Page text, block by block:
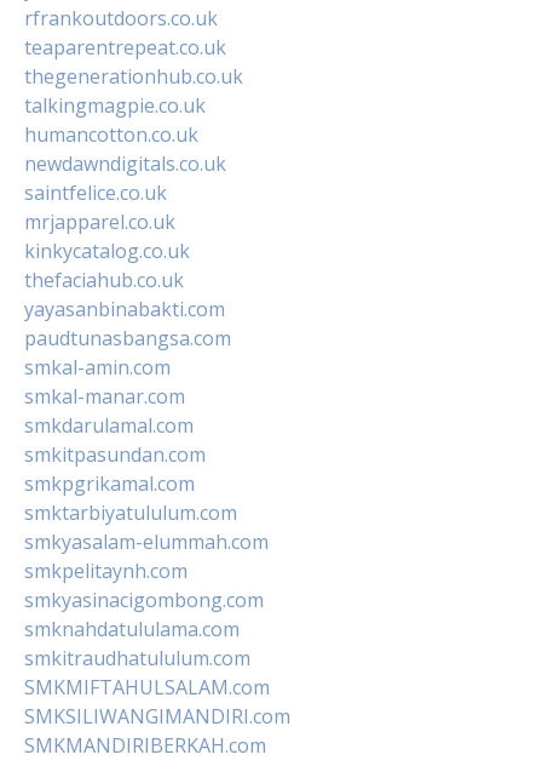
rfrankoutdoors.co.uk
teaparentrepeat.co.uk
thegenerationhub.co.uk
talkingmagpie.co.uk
humancotton.co.uk
newdawndigitals.co.uk
saintfelice.co.uk
mrjapparel.co.uk
kinkycatalog.co.uk
thefaciahub.co.uk
yayasanbinabakti.com
paudtunasbangsa.com
smkal-amin.com
smkal-manar.com
smkdarulamal.com
smkitpasundan.com
smkpgrikamal.com
smktarbiyatululum.com
smkyasalam-elummah.com
smkpelitaynh.com
smkyasinacigombong.com
smknahdatululama.com
smkitraudhatululum.com
SMKMIFTAHULSALAM.com
SMKSILIWANGIMANDIRI.com
SMKMANDIRIBERKAH.com